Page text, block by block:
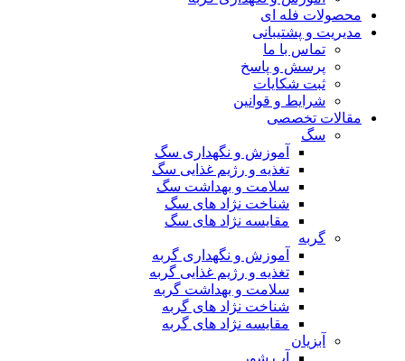
محصولات فله ای
مدیریت و پشتیبانی
تماس با ما
پرسش و پاسخ
ثبت شکایات
شرایط و قوانین
مقالات تخصصی
سگ
آموزش و نگهداری سگ
تغذیه و رژیم غذایی سگ
سلامت و بهداشت سگ
شناخت نژاد های سگ
مقایسه نژاد های سگ
گربه
آموزش و نگهداری گربه
تغذیه و رژیم غذایی گربه
سلامت و بهداشت گربه
شناخت نژاد های گربه
مقایسه نژاد های گربه
آبزیان